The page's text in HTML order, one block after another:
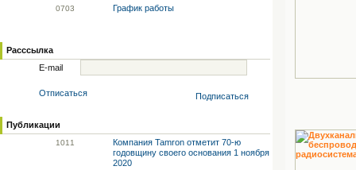
0703 График работы
Расссылка
E-mail
Отписаться Подписаться
Публикации
1011
Компания Tamron отметит 70-ю
годовщину своего основания 1 ноября
2020